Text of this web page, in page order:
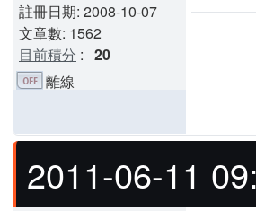
註冊日期: 2008-10-07
文章數: 1562
目前積分 : 20
離線
2011-06-11